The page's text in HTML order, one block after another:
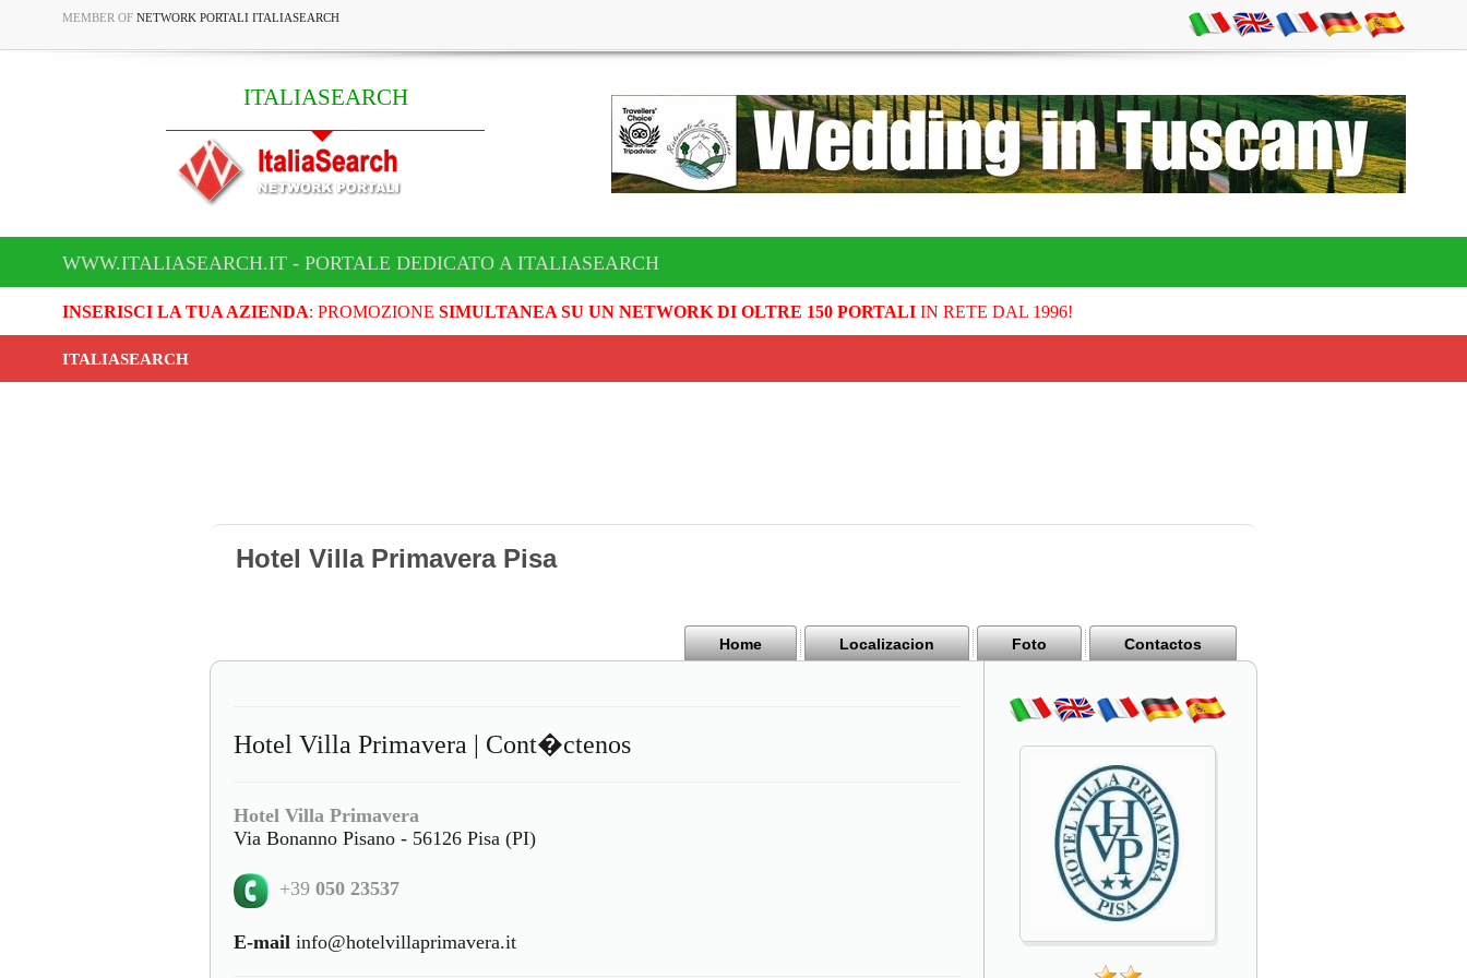
MEMBER OF NETWORK PORTALI ITALIASEARCH
ITALIASEARCH
WWW.ITALIASEARCH.IT - PORTALE DEDICATO A ITALIASEARCH
INSERISCI LA TUA AZIENDA: PROMOZIONE SIMULTANEA SU UN NETWORK DI OLTRE 150 PORTALIIN RETE DAL 1996!
ITALIASEARCH
Hotel Villa Primavera Pisa
Home Localizacion Foto Contactos
Hotel Villa Primavera | Cont�ctenos
Hotel Villa Primavera
Via Bonanno Pisano - 56126 Pisa (PI)
+39 050 23537
E-mail info@hotelvillaprimavera.it